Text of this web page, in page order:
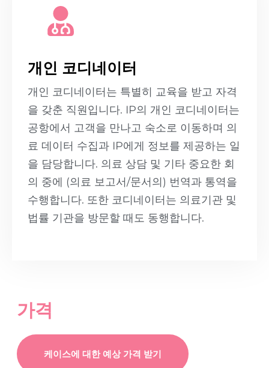
개인 코디네이터
개인 코디네이터는 특별히 교육을 받고 자격
을 갖춘 직원입니다. IP의 개인 코디네이터는
공항에서 고객을 만나고 숙소로 이동하며 의
료 데이터 수집과 IP에게 정보를 제공하는 일
을 담당합니다. 의료 상담 및 기타 중요한 회
의 중에 (의료 보고서/문서의) 번역과 통역을
수행합니다. 또한 코디네이터는 의료기관 및
법률 기관을 방문할 때도 동행합니다.
가격
케이스에 대한 예상 가격 받기